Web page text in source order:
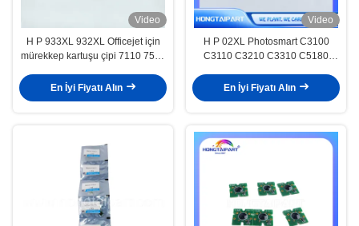
Video
H P 933XL 932XL Officejet için
mürekkep kartuşu çipi 7110 7510
Yazıcılar Otomatik sıfırlama ARC
En İyi Fiyatı Alın
Video
H P 02XL Photosmart C3100
C3110 C3210 C3310 C5180
D6160 Siyah
En İyi Fiyatı Alın